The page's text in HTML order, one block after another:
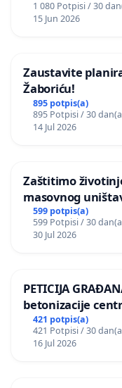
1 080 Potpisi / 30
15 Jun 2026
Zaustavite
Žaboriću!
895 potpis(a)
895 Potpisi / 30
14 Jul 2026
Zaštitimo
masovnog
kuge
599 potpis(a)
599 Potpisi / 30
30 Jul 2026
PETICIJA
betonizacije
postojećih
donošenju
421 potpis(a)
421 Potpisi / 30
16 Jul 2026